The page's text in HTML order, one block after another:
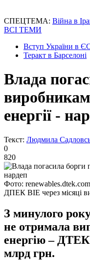
СПЕЦТЕМА: Війна в
ВСІ ТЕМИ
Вступ України в
Теракт в Барселоні
Влада
енергії -
Текст: Людмила
0
820
Фото: renewables.dtek.com
ДПЕК ВІЕ через місяці
З минулого
не отримала
енергію –
млрд грн.